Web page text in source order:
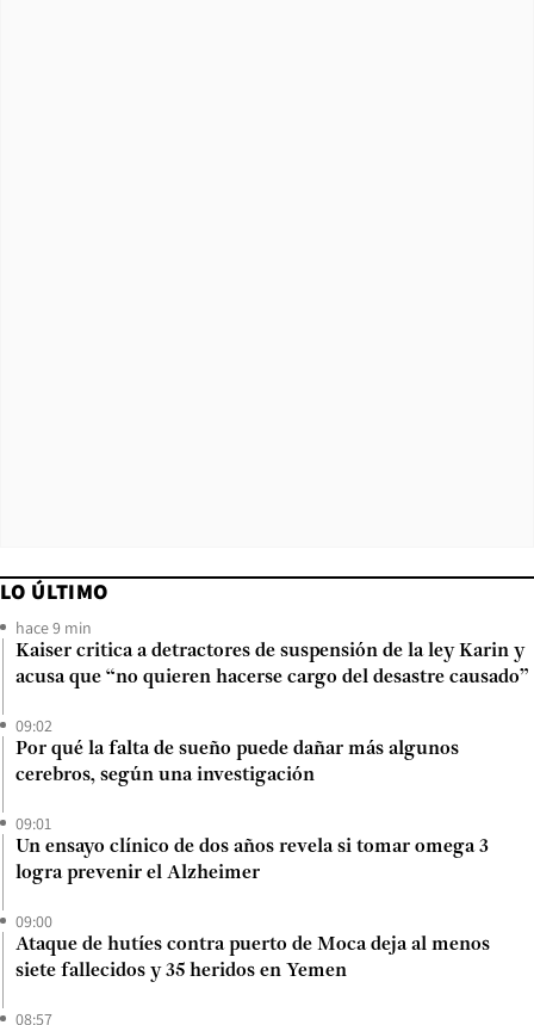
LO ÚLTIMO
hace 9 min
Kaiser critica a detractores de suspensión de la ley Karin y
acusa que “no quieren hacerse cargo del desastre causado”
09:02
Por qué la falta de sueño puede dañar más algunos
cerebros, según una investigación
09:01
Un ensayo clínico de dos años revela si tomar omega 3
logra prevenir el Alzheimer
09:00
Ataque de hutíes contra puerto de Moca deja al menos
siete fallecidos y 35 heridos en Yemen
08:57